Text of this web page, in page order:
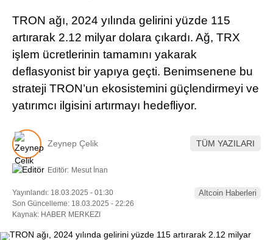
Telegram
TRON ağı, 2024 yılında gelirini yüzde 115
artırarak 2.12 milyar dolara çıkardı.​ Ağ, TRX
işlem ücretlerinin tamamını yakarak
deflasyonist bir yapıya geçti.​ Benimsenene bu
strateji TRON’un ekosistemini güçlendirmeyi ve
yatırımcı ilgisini artırmayı hedefliyor.​
Zeynep Çelik TÜM YAZILARI
Editör: Mesut İnan
Yayınlandı: 18.03.2025 - 01:30
Son Güncelleme: 18.03.2025 - 22:26
Kaynak: HABER MERKEZI
Altcoin Haberleri